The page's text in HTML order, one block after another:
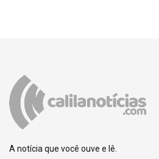
A notícia que você ouve e lê.